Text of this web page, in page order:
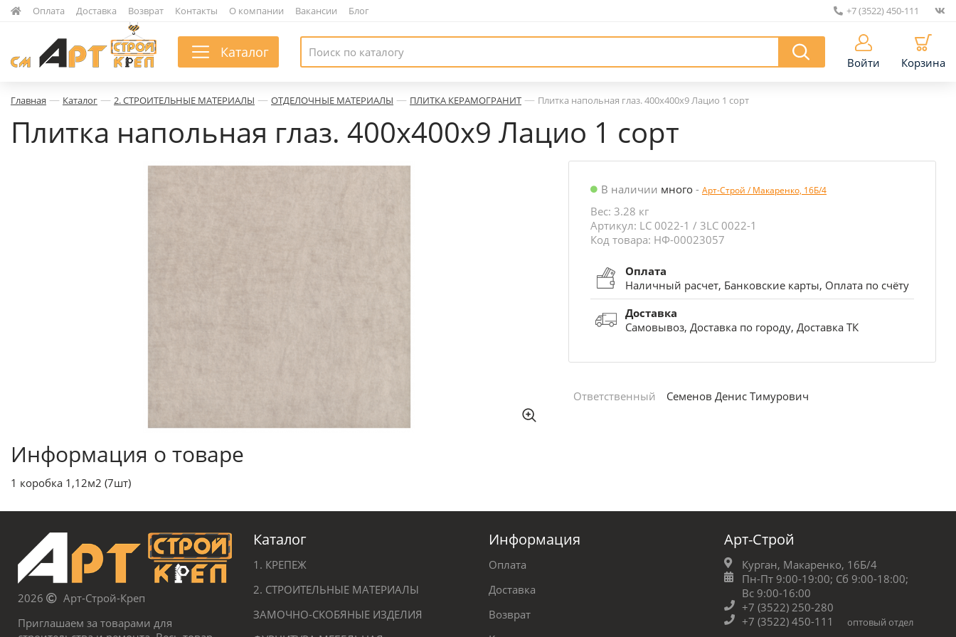
Оплата Доставка Возврат Контакты О компании Вакансии Блог +7 (3522) 450-111
Каталог
Войти Корзина
Главная — Каталог — 2. СТРОИТЕЛЬНЫЕ МАТЕРИАЛЫ — ОТДЕЛОЧНЫЕ МАТЕРИАЛЫ — ПЛИТКА КЕРАМОГРАНИТ — Плитка напольная глаз. 400х400х9 Лацио 1 сорт
Плитка напольная глаз. 400х400х9 Лацио 1 сорт
В наличии много - Арт-Строй / Макаренко, 16Б/4
Вес: 3.28 кг
Артикул: LC 0022-1 / 3LC 0022-1
Код товара: НФ-00023057
Оплата
Наличный расчет, Банковские карты, Оплата по счёту
Доставка
Самовывоз, Доставка по городу, Доставка ТК
Ответственный Семенов Денис Тимурович
Информация о товаре
1 коробка 1,12м2 (7шт)
2026
Арт-Строй-Креп
Приглашаем за товарами для
Каталог
1. КРЕПЕЖ
2. СТРОИТЕЛЬНЫЕ МАТЕРИАЛЫ
ЗАМОЧНО-СКОБЯНЫЕ ИЗДЕЛИЯ
Информация
Оплата
Доставка
Возврат
Арт-Строй
Курган, Макаренко, 16Б/4
Пн-Пт 9:00-19:00; Сб 9:00-18:00;
Вс 9:00-16:00
+7 (3522) 250-280
+7 (3522) 450-111
оптовый отдел